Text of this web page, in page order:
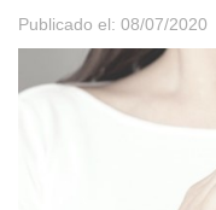
Publicado el: 08/07/2020